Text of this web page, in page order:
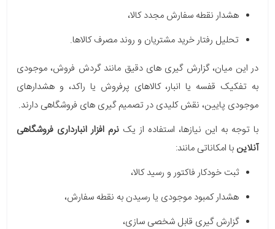
هشدار نقطه سفارش مجدد کالا،
تحلیل رفتار خرید مشتریان و روند مصرف کالاها.
در این میان، گزارش گیری های دقیق مانند گردش فروش، موجودی
به تفکیک قفسه یا انبار، کالاهای پرفروش یا راکد، و هشدارهای
موجودی پایین، نقش کلیدی در تصمیم گیری های فروشگاهی دارند.
با توجه به این نیازها، استفاده از یک نرم افزار انبارداری فروشگاهی
آنلاین با امکاناتی مانند:
ثبت خودکار فاکتور و رسید کالا،
هشدار کمبود موجودی یا رسیدن به نقطه سفارش،
گزارش گیری قابل شخصی سازی،